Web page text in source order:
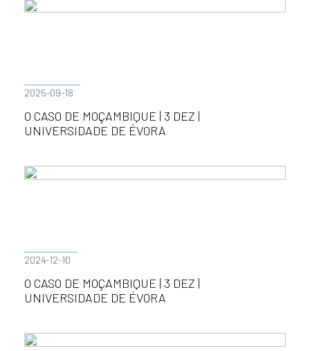
2025-09-18
O CASO DE MOÇAMBIQUE | 3 DEZ |
UNIVERSIDADE DE ÉVORA
2024-12-10
O CASO DE MOÇAMBIQUE | 3 DEZ |
UNIVERSIDADE DE ÉVORA